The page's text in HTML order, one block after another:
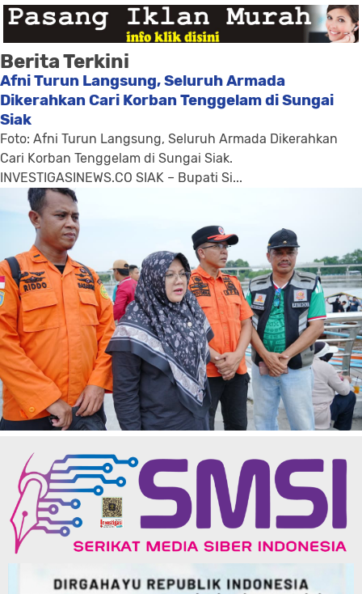
Berita Terkini
Afni Turun Langsung, Seluruh Armada
Dikerahkan Cari Korban Tenggelam di Sungai
Siak
Foto: Afni Turun Langsung, Seluruh Armada Dikerahkan
Cari Korban Tenggelam di Sungai Siak.
INVESTIGASINEWS.CO SIAK – Bupati Si...